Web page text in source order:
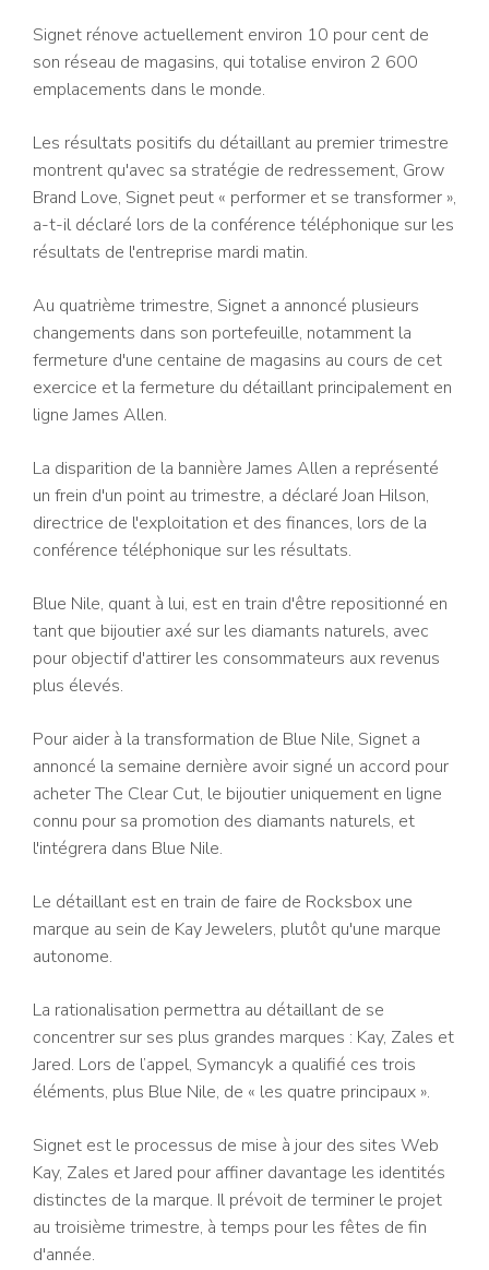
Signet rénove actuellement environ 10 pour cent de
son réseau de magasins, qui totalise environ 2 600
emplacements dans le monde.
Les résultats positifs du détaillant au premier trimestre
montrent qu'avec sa stratégie de redressement, Grow
Brand Love, Signet peut « performer et se transformer »,
a-t-il déclaré lors de la conférence téléphonique sur les
résultats de l'entreprise mardi matin.
Au quatrième trimestre, Signet a annoncé plusieurs
changements dans son portefeuille, notamment la
fermeture d'une centaine de magasins au cours de cet
exercice et la fermeture du détaillant principalement en
ligne James Allen.
La disparition de la bannière James Allen a représenté
un frein d'un point au trimestre, a déclaré Joan Hilson,
directrice de l'exploitation et des finances, lors de la
conférence téléphonique sur les résultats.
Blue Nile, quant à lui, est en train d'être repositionné en
tant que bijoutier axé sur les diamants naturels, avec
pour objectif d'attirer les consommateurs aux revenus
plus élevés.
Pour aider à la transformation de Blue Nile, Signet a
annoncé la semaine dernière avoir signé un accord pour
acheter The Clear Cut, le bijoutier uniquement en ligne
connu pour sa promotion des diamants naturels, et
l'intégrera dans Blue Nile.
Le détaillant est en train de faire de Rocksbox une
marque au sein de Kay Jewelers, plutôt qu'une marque
autonome.
La rationalisation permettra au détaillant de se
concentrer sur ses plus grandes marques : Kay, Zales et
Jared. Lors de l’appel, Symancyk a qualifié ces trois
éléments, plus Blue Nile, de « les quatre principaux ».
Signet est le processus de mise à jour des sites Web
Kay, Zales et Jared pour affiner davantage les identités
distinctes de la marque. Il prévoit de terminer le projet
au troisième trimestre, à temps pour les fêtes de fin
d'année.